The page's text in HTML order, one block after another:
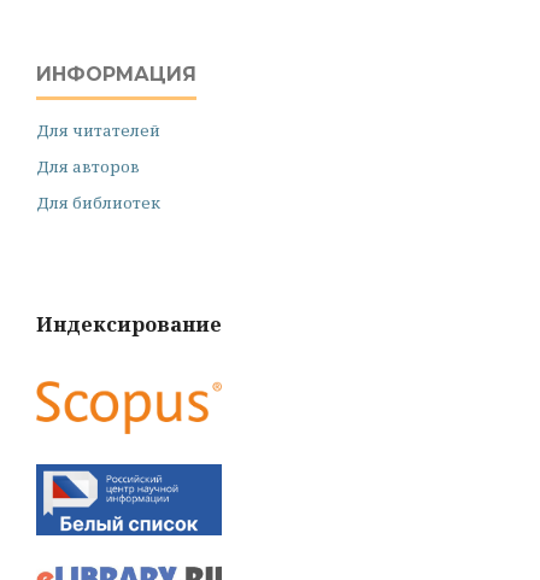
ИНФОРМАЦИЯ
Для читателей
Для авторов
Для библиотек
Индексирование